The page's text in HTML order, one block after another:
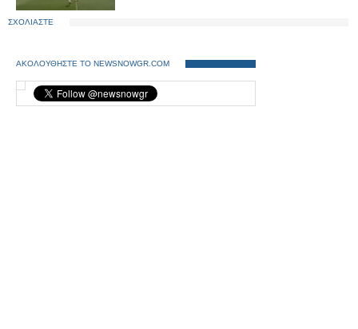
ΣΧΟΛΙΑΣΤΕ
ΑΚΟΛΟΥΘΗΣΤΕ ΤΟ NEWSNOWGR.COM